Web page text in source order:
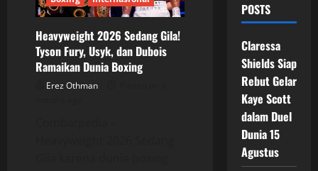
Heavyweight 2026 Sedang Gila!
Tyson Fury, Usyk, dan Dubois
Ramaikan Dunia Boxing
Erez Othman
POSTS
Claressa
Shields Siap
Rebut Gelar
Kaye Scott
dalam Duel
Dunia 15
Agustus